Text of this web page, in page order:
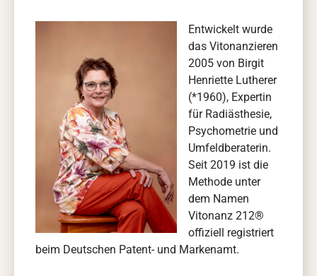
Entwickelt wurde
das Vitonanzieren
2005 von Birgit
Henriette Lutherer
(*1960), Expertin
für Radiästhesie,
Psychometrie und
Umfeldberaterin.
Seit 2019 ist die
Methode unter
dem Namen
Vitonanz 212®
offiziell registriert
beim Deutschen Patent- und Markenamt.